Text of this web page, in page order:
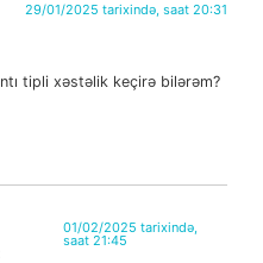
29/01/2025 tarixində, saat 20:31
tipli xəstəlik keçirə bilərəm?
01/02/2025 tarixində,
saat 21:45